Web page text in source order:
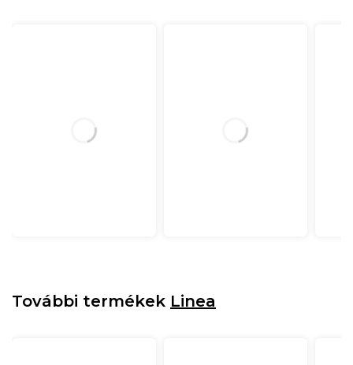
További termékek Linea